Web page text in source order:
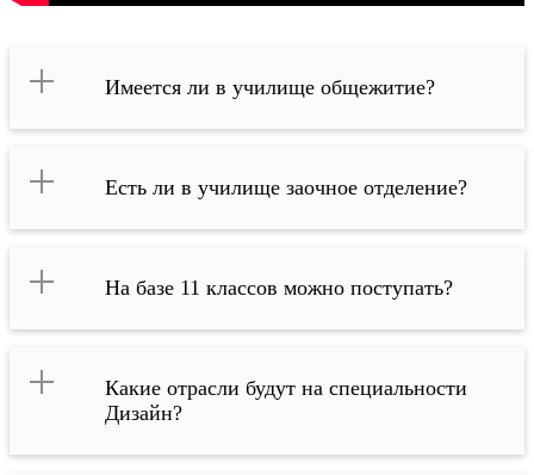
Имеется ли в училище общежитие?
Есть ли в училище заочное отделение?
На базе 11 классов можно поступать?
Какие отрасли будут на специальности
Дизайн?